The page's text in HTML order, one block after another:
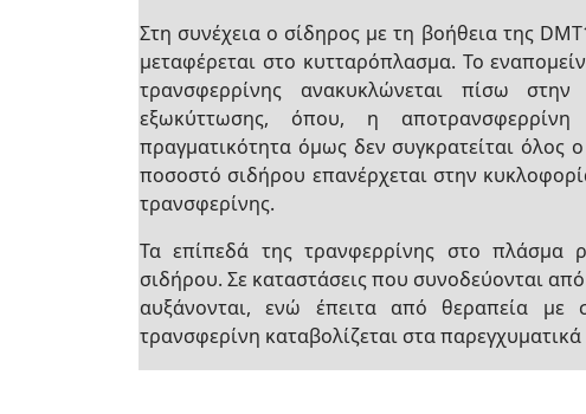
Στη συνέχεια ο σίδηρος με τη βοήθεια της
μεταφέρεται στο κυτταρόπλασμα. Το
τρανσφερρίνης ανακυκλώνεται πίσω
εξωκύττωσης, όπου, η αποτρανσφερρίνη
πραγματικότητα όμως δεν συγκρατείται όλος
ποσοστό σιδήρου επανέρχεται στην
τρανσφερίνης.
Τα επίπεδά της τρανφερρίνης στο πλάσμα
σιδήρου. Σε καταστάσεις που συνοδεύονται
αυξάνονται, ενώ έπειτα από θεραπεία με
τρανσφερίνη καταβολίζεται στα